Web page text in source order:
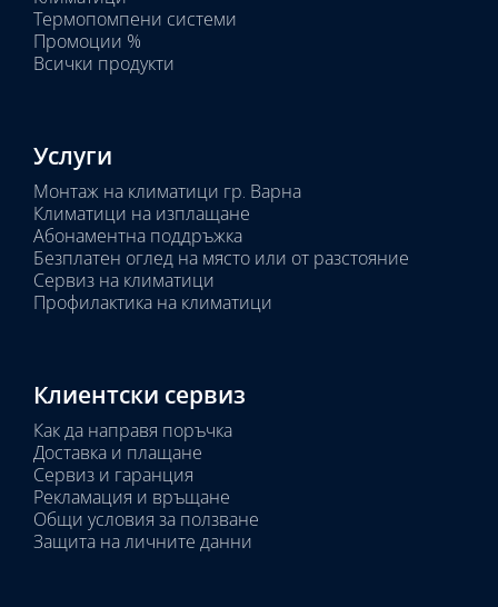
Термопомпени системи
Промоции %
Всички продукти
Услуги
Монтаж на климатици гр. Варна
Климатици на изплащане
Абонаментна поддръжка
Безплатен оглед на място или от разстояние
Сервиз на климатици
Профилактика на климатици
Клиентски сервиз
Как да направя поръчка
Доставка и плащане
Сервиз и гаранция
Рекламация и връщане
Общи условия за ползване
Защита на личните данни